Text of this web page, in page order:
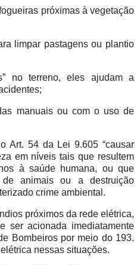
próximas à vegetação
limpar pastagens ou plantio
no terreno, eles ajudam a
manuais ou com o uso de
Art. 54 da Lei 9.605 “causar
em níveis tais que resultem
à saúde humana, ou que
de animais ou a destruição
crime ambiental.
próximos da rede elétrica,
ser acionada imediatamente
Bombeiros por meio do 193.
nessas situações.